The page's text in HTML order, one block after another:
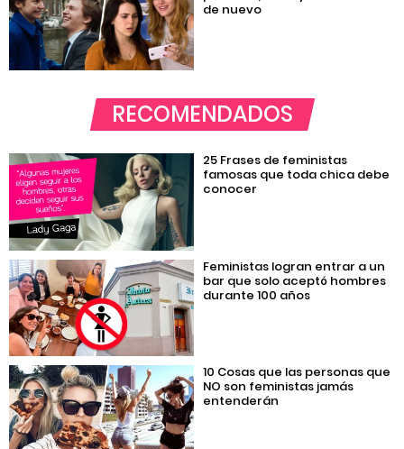
de nuevo
RECOMENDADOS
25 Frases de feministas
famosas que toda chica debe
conocer
Feministas logran entrar a un
bar que solo aceptó hombres
durante 100 años
10 Cosas que las personas que
NO son feministas jamás
entenderán